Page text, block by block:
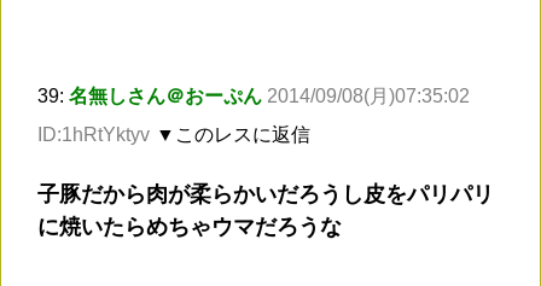
39: 名無しさん＠おーぷん 2014/09/08(月)07:35:02
ID:1hRtYktyv ▼このレスに返信
子豚だから肉が柔らかいだろうし皮をパリパリ
に焼いたらめちゃウマだろうな